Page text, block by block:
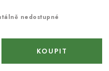
nedostupné